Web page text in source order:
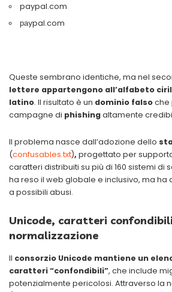
paypal.com
раypal.com
Queste sembrano identiche, ma nel
lettere appartengono all’alfabeto
latino. Il risultato è un dominio falsoche
campagne di phishingaltamente
Il problema nasce dall’adozione dello
(confusables.txt), progettato per
caratteri distribuiti su più di 160 sistemi di
ha reso il web globale e inclusivo, ma ha
a possibili abusi.
Unicode, caratteri
normalizzazione
Il consorzio Unicode mantiene un
caratteri “confondibili”, che include
potenzialmente pericolosi. Attraverso la